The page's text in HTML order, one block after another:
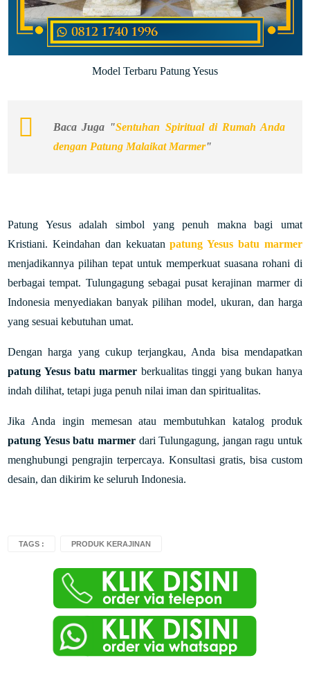
Model Terbaru Patung Yesus
Baca Juga "Sentuhan Spiritual di Rumah Anda
dengan Patung Malaikat Marmer"
Patung Yesus adalah simbol yang penuh makna bagi umat
Kristiani. Keindahan dan kekuatanpatung Yesus batu marmer
menjadikannya pilihan tepat untuk memperkuat suasana rohani di
berbagai tempat. Tulungagung sebagai pusat kerajinan marmer di
Indonesia menyediakan banyak pilihan model, ukuran, dan harga
yang sesuai kebutuhan umat.
Dengan harga yang cukup terjangkau, Anda bisa mendapatkan
patung Yesus batu marmer berkualitas tinggi yang bukan hanya
indah dilihat, tetapi juga penuh nilai iman dan spiritualitas.
Jika Anda ingin memesan atau membutuhkan katalog produk
patung Yesus batu marmerdari Tulungagung, jangan ragu untuk
menghubungi pengrajin terpercaya. Konsultasi gratis, bisa custom
desain, dan dikirim ke seluruh Indonesia.
TAGS : PRODUK KERAJINAN